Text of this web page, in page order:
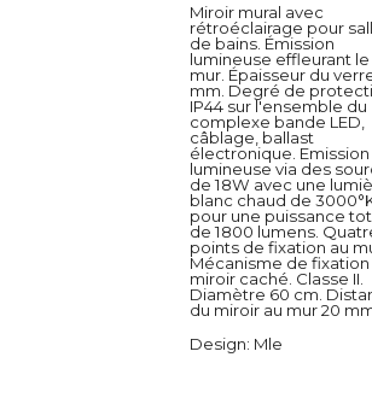
Miroir mural avec
rétroéclairage pour
de bains. Émission
lumineuse effleurant le
mur. Épaisseur du
mm. Degré de
IP44 sur l'ensemble du
complexe bande LED,
câblage, ballast
électronique. Emission
lumineuse via des
de 18W avec une
blanc chaud de
pour une puissance
de 1800 lumens.
points de fixation au
Mécanisme de fixation
miroir caché. Classe II.
Diamètre 60 cm.
du miroir au mur 20
Design: Mle